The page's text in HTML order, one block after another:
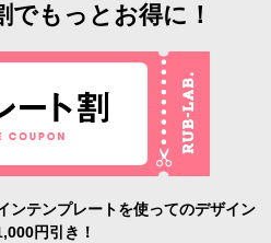
でもっとお得に！
ンテンプレートを使ってのデザイン
円引き！